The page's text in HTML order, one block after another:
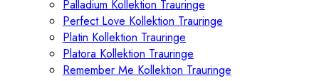
Palladium Kollektion Trauringe
Perfect Love Kollektion Trauringe
Platin Kollektion Trauringe
Platora Kollektion Trauringe
Remember Me Kollektion Trauringe